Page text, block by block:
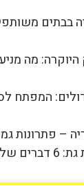
בבתים
מה
המפתח
– פתרונות
לפספס